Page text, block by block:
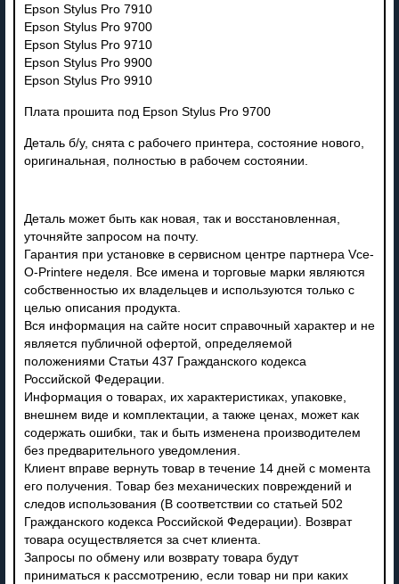
Epson Stylus Pro 7910
Epson Stylus Pro 9700
Epson Stylus Pro 9710
Epson Stylus Pro 9900
Epson Stylus Pro 9910
Плата прошита под Epson Stylus Pro 9700
Деталь б/у, снята с рабочего принтера, состояние нового,
оригинальная, полностью в рабочем состоянии.
Деталь может быть как новая, так и восстановленная,
уточняйте запросом на почту.
Гарантия при установке в сервисном центре партнера Vce-
O-Printere неделя. Все имена и торговые марки являются
собственностью их владельцев и используются только с
целью описания продукта.
Вся информация на сайте носит справочный характер и не
является публичной офертой, определяемой
положениями Статьи 437 Гражданского кодекса
Российской Федерации.
Информация о товарах, их характеристиках, упаковке,
внешнем виде и комплектации, а также ценах, может как
содержать ошибки, так и быть изменена производителем
без предварительного уведомления.
Клиент вправе вернуть товар в течение 14 дней с момента
его получения. Товар без механических повреждений и
следов использования (В соответствии со статьей 502
Гражданского кодекса Российской Федерации). Возврат
товара осуществляется за счет клиента.
Запросы по обмену или возврату товара будут
приниматься к рассмотрению, если товар ни при каких